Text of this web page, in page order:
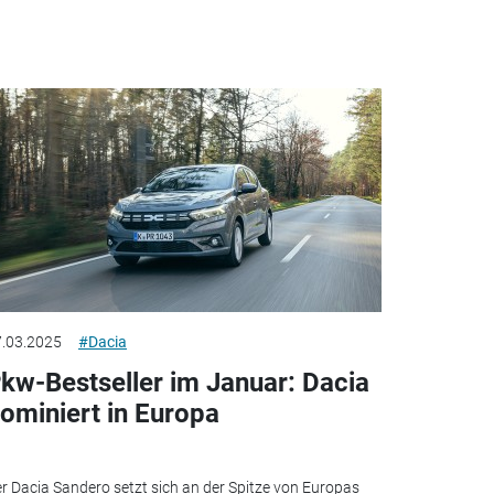
#Dacia
Bestseller im Januar: Dacia
in Europa
Dacia Sandero setzt sich an der Spitze von Europas